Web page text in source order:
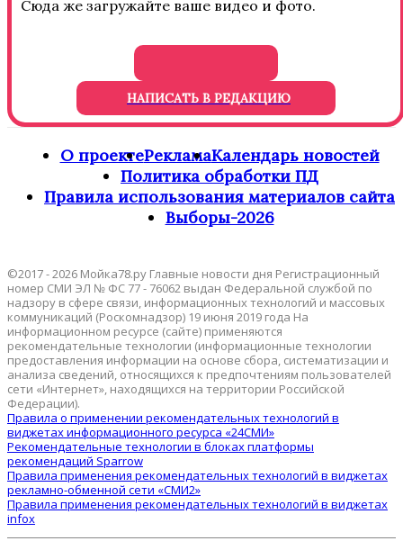
Сюда же загружайте ваше видео и фото.
НАПИСАТЬ В РЕДАКЦИЮ
О проектеРекламаКалендарь новостей
Политика обработки ПД
Правила использования материалов сайта
Выборы-2026
©2017 - 2026 Мойка78.ру Главные новости дня Регистрационный
номер СМИ ЭЛ № ФС 77 - 76062 выдан Федеральной службой по
надзору в сфере связи, информационных технологий и массовых
коммуникаций (Роскомнадзор) 19 июня 2019 года На
информационном ресурсе (сайте) применяются
рекомендательные технологии (информационные технологии
предоставления информации на основе сбора, систематизации и
анализа сведений, относящихся к предпочтениям пользователей
сети «Интернет», находящихся на территории Российской
Федерации).
Правила о применении рекомендательных технологий в
виджетах информационного ресурса «24СМИ»
Рекомендательные технологии в блоках платформы
рекомендаций Sparrow
Правила применения рекомендательных технологий в виджетах
рекламно-обменной сети «СМИ2»
Правила применения рекомендательных технологий в виджетах
infox